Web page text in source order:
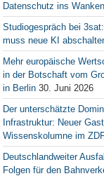
Datenschutz ins
Studiogespräch bei
muss neue KI
Mehr europäische
in der Botschaft vom
in Berlin 30. Juni 2026
Der unterschätzte
Infrastruktur: Neuer
Wissenskolumne im
Deutschlandweiter
Folgen für den